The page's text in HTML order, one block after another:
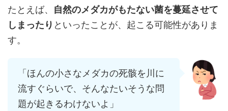
たとえば、 自然のメダカがもたない菌を蔓延させて
しまったり といったことが、起こる可能性がありま
す。
「ほんの小さなメダカの死骸を川に
流すぐらいで、そんなたいそうな問
題が起きるわけないよ」